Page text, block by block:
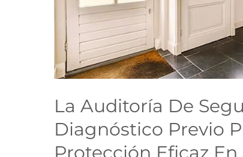
La Auditoría De
Diagnóstico Previo
Protección Eficaz En